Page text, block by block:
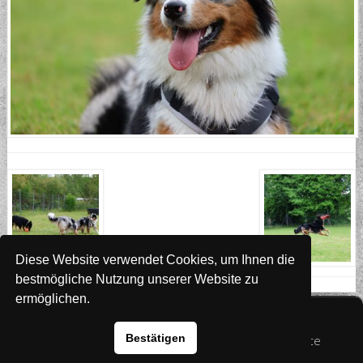
© 2026 Australian Shepherd - Hovawart - Zuchtstätte
Diese Website verwendet Cookies, um Ihnen die
bestmögliche Nutzung unserer Website zu
ermöglichen.
Bestätigen